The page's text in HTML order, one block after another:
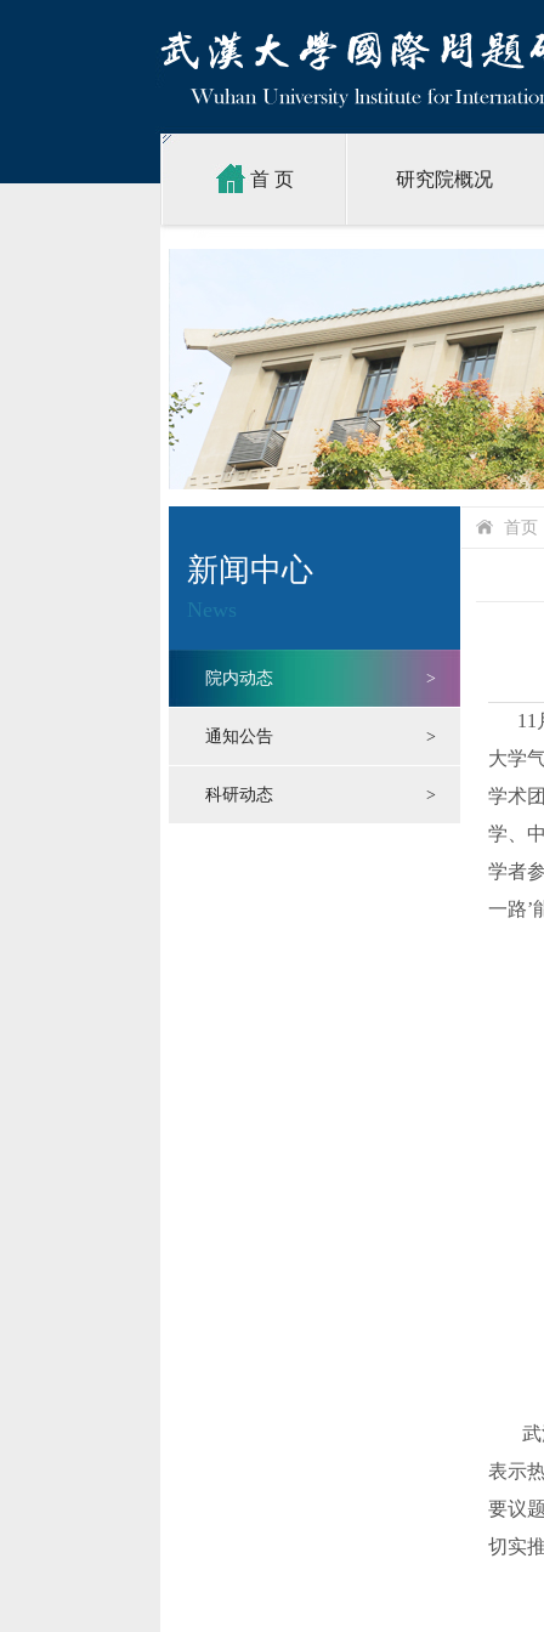
首 页 研究院概况
新闻中心
News
院内动态 >
通知公告 >
科研动态 >
首页
11月
大学
学术
学、
学者
一路’
武汉
表示
要议
切实